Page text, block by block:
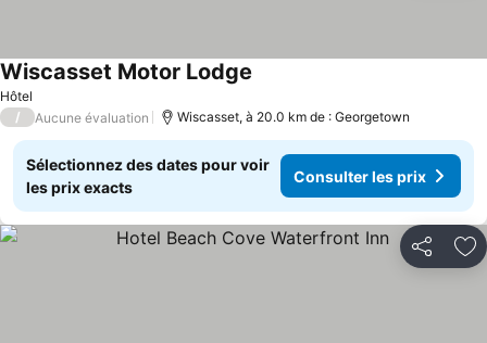
Hôtel
Wiscasset Motor Lodge
/ Aucune évaluation Wiscasset, à 20.0 km de : Georgetown
Sélectionnez des dates pour voir
les prix exacts
Consulter les prix
Partager